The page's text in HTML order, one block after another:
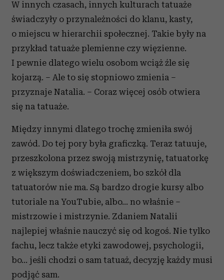
W innych czasach, innych kulturach tatuaże
świadczyły o przynależności do klanu, kasty,
o miejscu w hierarchii społecznej. Takie były na
przykład tatuaże plemienne czy więzienne.
I pewnie dlatego wielu osobom wciąż źle się
kojarzą. – Ale to się stopniowo zmienia –
przyznaje Natalia. – Coraz więcej osób otwiera
się na tatuaże.
Między innymi dlatego trochę zmieniła swój
zawód. Do tej pory była graficzką. Teraz tatuuje,
przeszkolona przez swoją mistrzynię, tatuatorkę
z większym doświadczeniem, bo szkół dla
tatuatorów nie ma. Są bardzo drogie kursy albo
tutoriale na YouTubie, albo… no właśnie –
mistrzowie i mistrzynie. Zdaniem Natalii
najlepiej właśnie nauczyć się od kogoś. Nie tylko
fachu, lecz także etyki zawodowej, psychologii,
bo… jeśli chodzi o sam tatuaż, decyzję każdy musi
podjąć sam.